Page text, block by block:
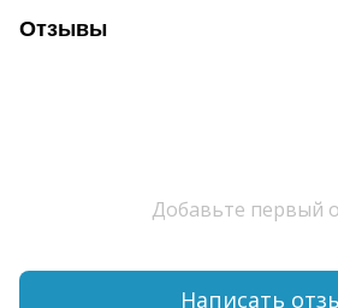
Отзывы
Добавьте первый
Написать